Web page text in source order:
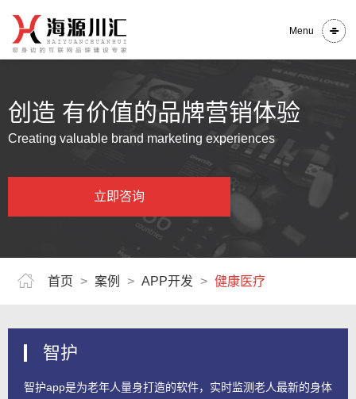
Menu
创造 有价值的品牌营销体验
Creating valuable brand marketing experiences
立即咨询
首页 > 案例 > APP开发 > 健康医疗
智护
智护app是为老年人量身打造的软件，实时监测老人最新的身体